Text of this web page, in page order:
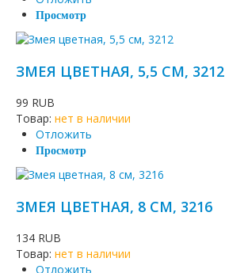
Просмотр
ЗМЕЯ ЦВЕТНАЯ, 5,5 СМ, 3212
99 RUB
Товар: нет в наличии
Отложить
Просмотр
ЗМЕЯ ЦВЕТНАЯ, 8 СМ, 3216
134 RUB
Товар: нет в наличии
Отложить